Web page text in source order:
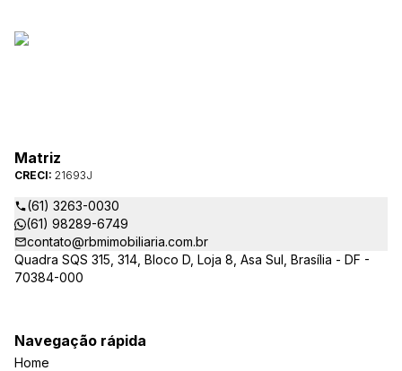
Matriz
CRECI: 21693J
(61) 3263-0030
(61) 98289-6749
contato@rbmimobiliaria.com.br
Quadra SQS 315, 314, Bloco D, Loja 8, Asa Sul, Brasília - DF -
70384-000
Navegação rápida
Home